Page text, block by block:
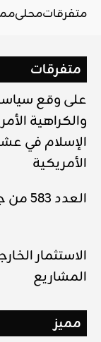
متفرقاتمحلي
متفرقات
على وقع
والكراهية
الإسلام في
الأمريكية
العدد 583 من جريدة التحرير
الاستثمار
المشاريع
مميز